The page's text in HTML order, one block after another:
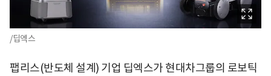
/딥엑스
팹리스(반도체 설계) 기업 딥엑스가 현대차그룹의 로보틱